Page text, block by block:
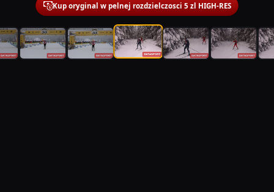
Kup oryginal w pelnej rozdzielczosci 5 zl HIGH-RES